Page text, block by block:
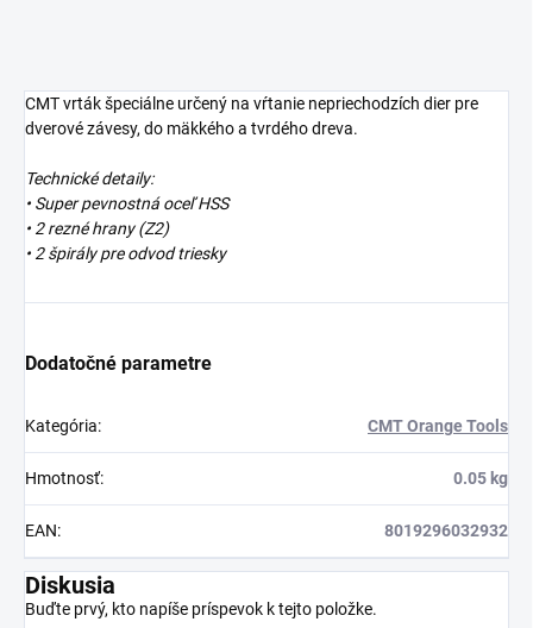
CMT vrták špeciálne určený na vŕtanie nepriechodzích dier pre
dverové závesy, do mäkkého a tvrdého dreva.
Technické detaily:
• Super pevnostná oceľ HSS
• 2 rezné hrany (Z2)
• 2 špirály pre odvod triesky
Dodatočné parametre
Kategória: CMT Orange Tools
Hmotnosť: 0.05 kg
EAN: 8019296032932
Diskusia
Buďte prvý, kto napíše príspevok k tejto položke.